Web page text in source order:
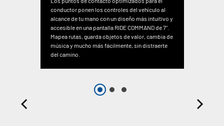
conductor ponen los controles del vehículo al
alcance de tu mano con un diseño más intuitivo y
accesible en una pantalla RIDE COMMAND de 7".
Mapea rutas, guarda objetos de valor, cambia de
música y mucho más fácilmente, sin distraerte
del camino.